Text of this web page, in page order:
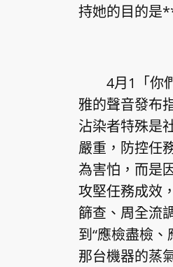
持她的目的是
4月1「你們
雅的聲音發布
沾染者特殊是
嚴重，防控任
為害怕，而是
攻堅任務成效
篩查、周全流
到“應檢盡檢
那台機器的蒸